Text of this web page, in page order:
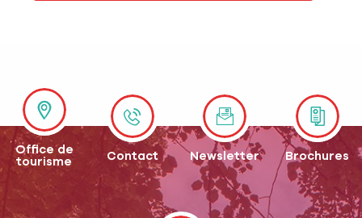
Office de
tourisme
Contact Newsletter Brochures